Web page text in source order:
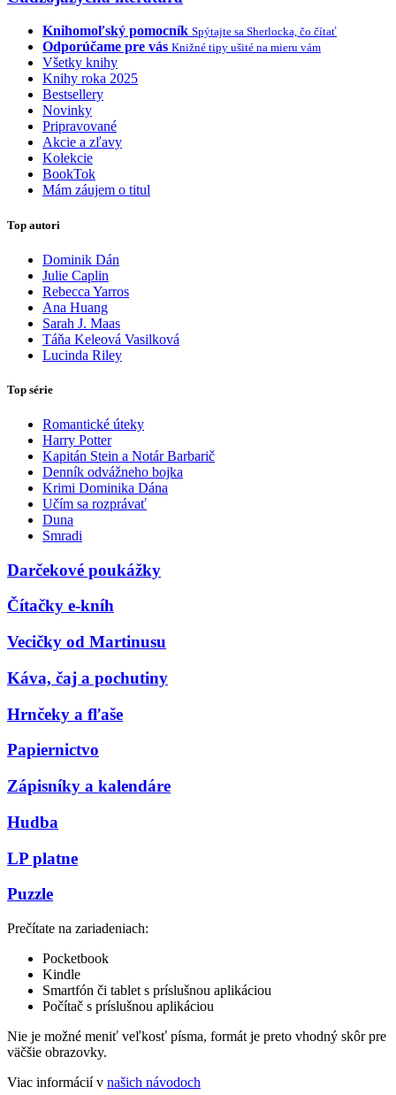
Knihomoľský pomocník Spýtajte sa Sherlocka, čo čítať
Odporúčame pre vás Knižné tipy ušité na mieru vám
Všetky knihy
Knihy roka 2025
Bestsellery
Novinky
Pripravované
Akcie a zľavy
Kolekcie
BookTok
Mám záujem o titul
Top autori
Dominik Dán
Julie Caplin
Rebecca Yarros
Ana Huang
Sarah J. Maas
Táňa Keleová Vasilková
Lucinda Riley
Top série
Romantické úteky
Harry Potter
Kapitán Stein a Notár Barbarič
Denník odvážneho bojka
Krimi Dominika Dána
Učím sa rozprávať
Duna
Smradi
Darčekové poukážky
Čítačky e-kníh
Vecičky od Martinusu
Káva, čaj a pochutiny
Hrnčeky a fľaše
Papiernictvo
Zápisníky a kalendáre
Hudba
LP platne
Puzzle
Prečítate na zariadeniach:
Pocketbook
Kindle
Smartfón či tablet s príslušnou aplikáciou
Počítač s príslušnou aplikáciou
Nie je možné meniť veľkosť písma, formát je preto vhodný skôr pre
väčšie obrazovky.
Viac informácií v našich návodoch